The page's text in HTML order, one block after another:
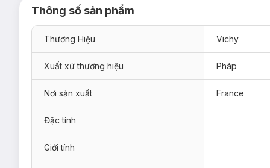
Thông số sản phẩm
Thương Hiệu Vichy
Xuất xứ thương hiệu Pháp
Nơi sản xuất France
Đặc tính
Giới tính